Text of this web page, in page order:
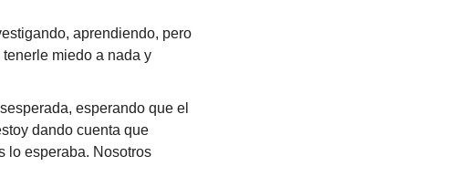
aprendiendo, pero
miedo a nada y
esperando que el
dando cuenta que
lo esperaba. Nosotros